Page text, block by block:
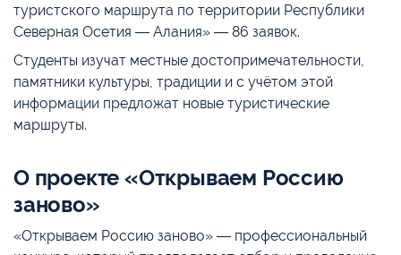
туристского маршрута по территории Республики
Северная Осетия ― Алания» ― 86 заявок.
Студенты изучат местные достопримечательности,
памятники культуры, традиции и с учётом этой
информации предложат новые туристические
маршруты.
О проекте «Открываем Россию
заново»
«Открываем Россию заново» ― профессиональный